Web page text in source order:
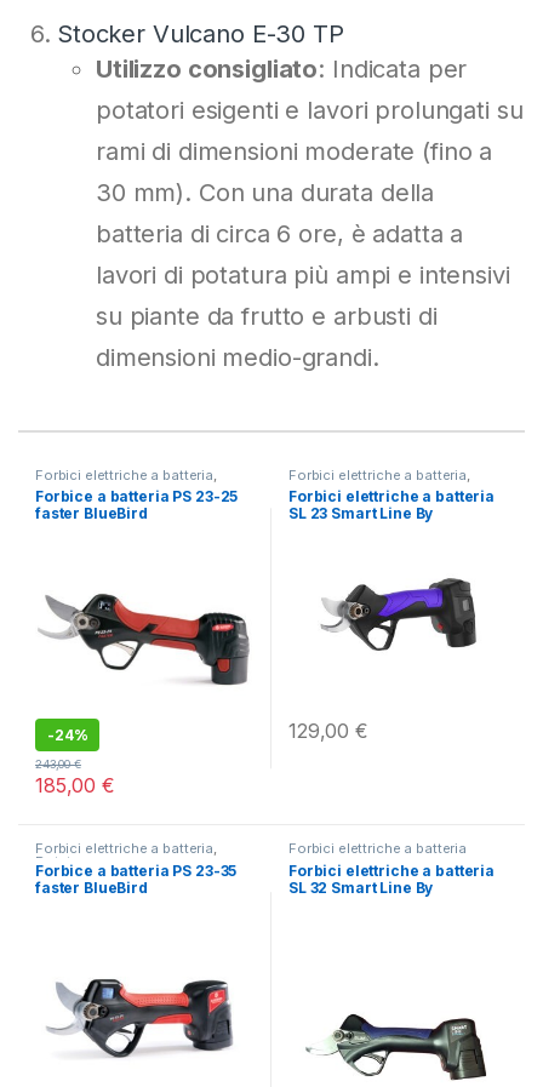
Stocker Vulcano E-30 TP
Utilizzo consigliato: Indicata per
potatori esigenti e lavori prolungati su
rami di dimensioni moderate (fino a
30 mm). Con una durata della
batteria di circa 6 ore, è adatta a
lavori di potatura più ampi e intensivi
su piante da frutto e arbusti di
dimensioni medio-grandi.
Forbici elettriche a batteria
Potatura
Forbice a batteria PS 23-25
faster BlueBird
-24%
185,00€
243,00€
Forbici elettriche a batteria
Potatura
Forbici elettriche a batteria
SL 23 Smart Line By
129,00€
Forbici elettriche a batteria,
Potatura
Forbice a batteria PS 23-35
faster BlueBird
Forbici elettriche a batteria
Forbici elettriche a batteria
SL 32 Smart Line By